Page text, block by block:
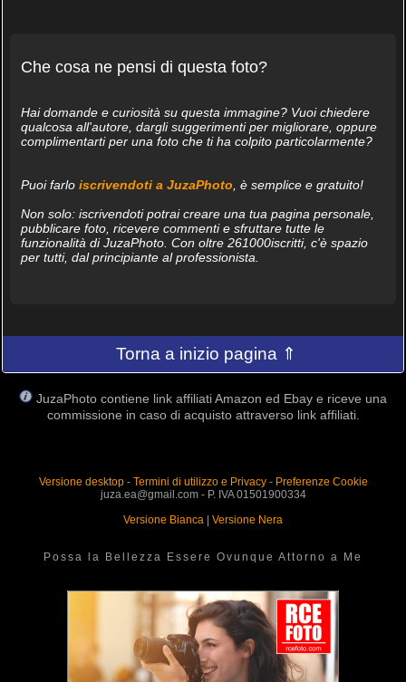
Che cosa ne pensi di questa foto?
Hai domande e curiosità su questa immagine? Vuoi chiedere
qualcosa all'autore, dargli suggerimenti per migliorare, oppure
complimentarti per una foto che ti ha colpito particolarmente?
Puoi farlo iscrivendoti a JuzaPhoto , è semplice e gratuito!
Non solo: iscrivendoti potrai creare una tua pagina personale,
pubblicare foto, ricevere commenti e sfruttare tutte le
funzionalità di JuzaPhoto. Con oltre 261000iscritti, c'è spazio
per tutti, dal principiante al professionista.
Torna a inizio pagina ⇑
JuzaPhoto contiene link affiliati Amazon ed Ebay e riceve una
commissione in caso di acquisto attraverso link affiliati.
Versione desktop- Termini di utilizzo e Privacy- Preferenze Cookie
juza.ea@gmail.com - P. IVA 01501900334
Versione Bianca | Versione Nera
Possa la Bellezza Essere Ovunque Attorno a Me